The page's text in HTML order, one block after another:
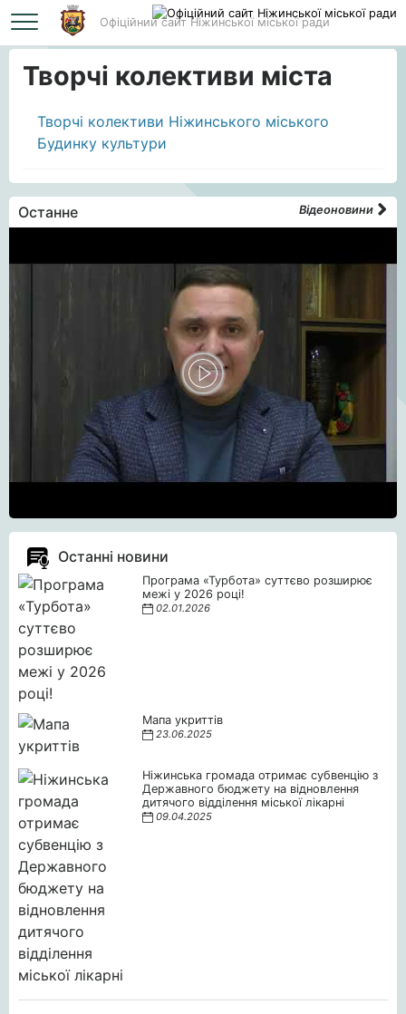
Офіційний сайт Ніжинської міської ради
Головна Творчі колективи міста
Творчі колективи міста
Творчі колективи Ніжинського міського
Будинку культури
Останне Відеоновини
Останні новини
Програма «Турбота» суттєво розширює
межі у 2026 році!
02.01.2026
Мапа укриттів
23.06.2025
Ніжинська громада отримає субвенцію з
Державного бюджету на відновлення
дитячого відділення міської лікарні
09.04.2025